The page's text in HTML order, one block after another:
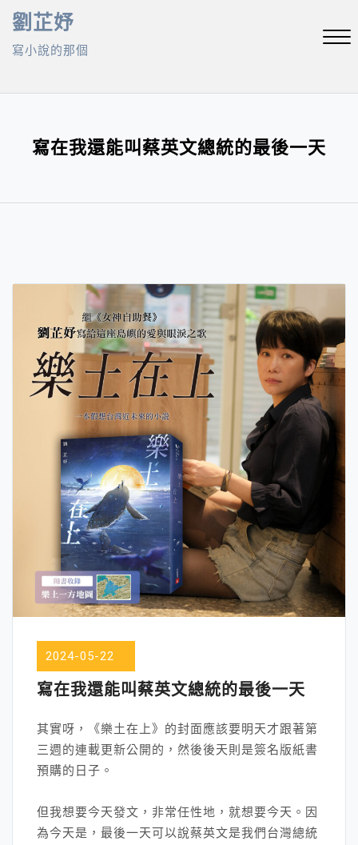
Skip
content
劉芷妤
寫小說的那個
寫在我還能叫蔡英文總統的最後一天
2024-05-22
寫在我還能叫蔡英文總統的最後一天
其實呀，《樂土在上》的封面應該要明天才跟著第
三週的連載更新公開的，然後後天則是簽名版紙書
預購的日子。
但我想要今天發文，非常任性地，就想要今天。因
為今天是，最後一天可以說蔡英文是我們台灣總統